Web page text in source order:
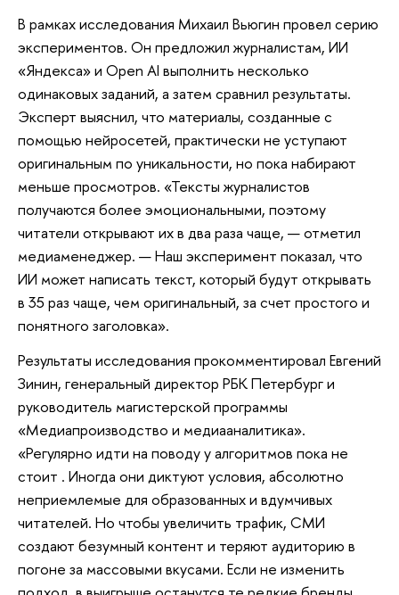
В рамках исследования Михаил Вьюгин провел серию
экспериментов. Он предложил журналистам, ИИ
«Яндекса» и Open AI выполнить несколько
одинаковых заданий, а затем сравнил результаты.
Эксперт выяснил, что материалы, созданные с
помощью нейросетей, практически не уступают
оригинальным по уникальности, но пока набирают
меньше просмотров. «Тексты журналистов
получаются более эмоциональными, поэтому
читатели открывают их в два раза чаще, — отметил
медиаменеджер. — Наш эксперимент показал, что
ИИ может написать текст, который будут открывать
в 35 раз чаще, чем оригинальный, за счет простого и
понятного заголовка».
Результаты исследования прокомментировал Евгений
Зинин, генеральный директор РБК Петербург и
руководитель магистерской программы
«Медиапроизводство и медиааналитика».
«Регулярно идти на поводу у алгоритмов пока не
стоит . Иногда они диктуют условия, абсолютно
неприемлемые для образованных и вдумчивых
читателей. Но чтобы увеличить трафик, СМИ
создают безумный контент и теряют аудиторию в
погоне за массовыми вкусами. Если не изменить